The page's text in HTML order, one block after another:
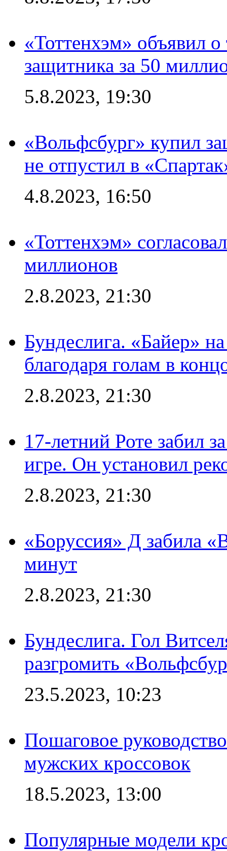
«Тоттенхэм» объявил о
защитника за 50
5.8.2023, 19:30
«Вольфсбург» купил
не отпустил в
4.8.2023, 16:50
«Тоттенхэм»
миллионов
2.8.2023, 21:30
Бундеслига. «Байер»
благодаря голам в
2.8.2023, 21:30
17-летний Роте забил
игре. Он установил
2.8.2023, 21:30
«Боруссия» Д забила
минут
2.8.2023, 21:30
Бундеслига. Гол
разгромить
23.5.2023, 10:23
Пошаговое
мужских кроссовок
18.5.2023, 13:00
Популярные модели